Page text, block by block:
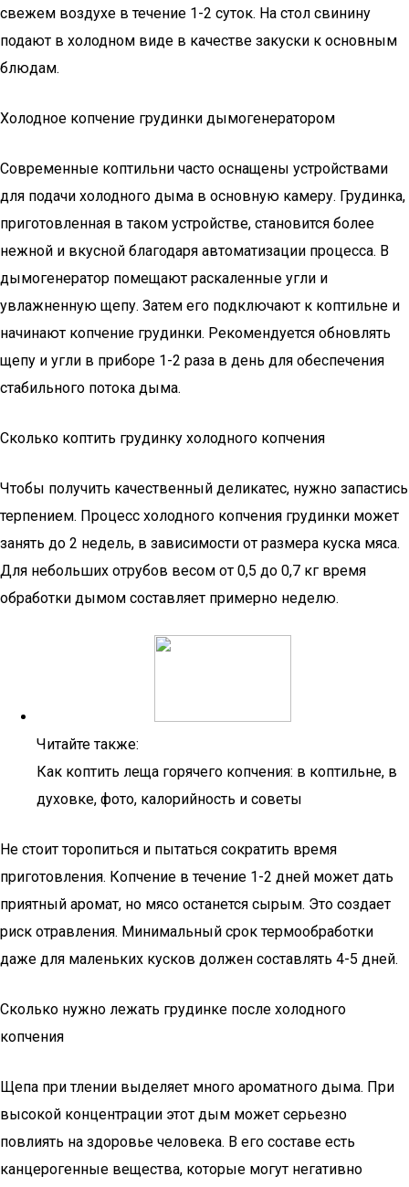
свежем воздухе в течение 1-2 суток. На стол свинину
подают в холодном виде в качестве закуски к основным
блюдам.
Холодное копчение грудинки дымогенератором
Современные коптильни часто оснащены устройствами
для подачи холодного дыма в основную камеру. Грудинка,
приготовленная в таком устройстве, становится более
нежной и вкусной благодаря автоматизации процесса. В
дымогенератор помещают раскаленные угли и
увлажненную щепу. Затем его подключают к коптильне и
начинают копчение грудинки. Рекомендуется обновлять
щепу и угли в приборе 1-2 раза в день для обеспечения
стабильного потока дыма.
Сколько коптить грудинку холодного копчения
Чтобы получить качественный деликатес, нужно запастись
терпением. Процесс холодного копчения грудинки может
занять до 2 недель, в зависимости от размера куска мяса.
Для небольших отрубов весом от 0,5 до 0,7 кг время
обработки дымом составляет примерно неделю.
Читайте также:
Как коптить леща горячего копчения: в коптильне, в
духовке, фото, калорийность и советы
Не стоит торопиться и пытаться сократить время
приготовления. Копчение в течение 1-2 дней может дать
приятный аромат, но мясо останется сырым. Это создает
риск отравления. Минимальный срок термообработки
даже для маленьких кусков должен составлять 4-5 дней.
Сколько нужно лежать грудинке после холодного
копчения
Щепа при тлении выделяет много ароматного дыма. При
высокой концентрации этот дым может серьезно
повлиять на здоровье человека. В его составе есть
канцерогенные вещества, которые могут негативно